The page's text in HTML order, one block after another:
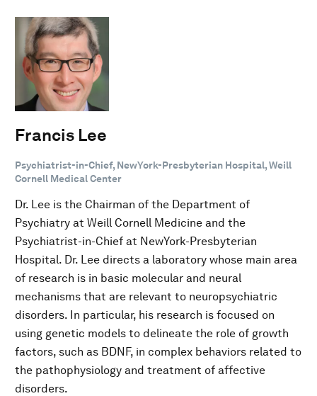
Francis Lee
Psychiatrist-in-Chief, NewYork-Presbyterian Hospital, Weill
Cornell Medical Center
Dr. Lee is the Chairman of the Department of
Psychiatry at Weill Cornell Medicine and the
Psychiatrist-in-Chief at NewYork-Presbyterian
Hospital. Dr. Lee directs a laboratory whose main area
of research is in basic molecular and neural
mechanisms that are relevant to neuropsychiatric
disorders. In particular, his research is focused on
using genetic models to delineate the role of growth
factors, such as BDNF, in complex behaviors related to
the pathophysiology and treatment of affective
disorders.